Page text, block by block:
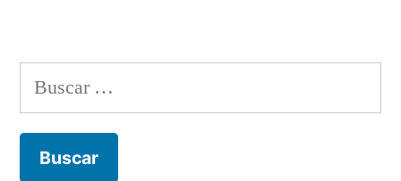
sobre
Buscar: